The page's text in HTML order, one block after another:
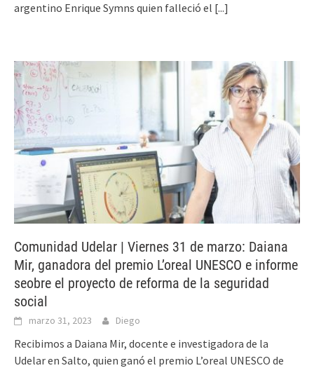
argentino Enrique Symns quien falleció el [...]
Comunidad Udelar | Viernes 31 de marzo: Daiana
Mir, ganadora del premio L’oreal UNESCO e informe
seobre el proyecto de reforma de la seguridad
social
marzo 31, 2023 Diego
Recibimos a Daiana Mir, docente e investigadora de la
Udelar en Salto, quien ganó el premio L’oreal UNESCO de